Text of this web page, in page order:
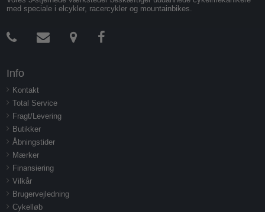
med speciale i elcykler, racercykler og mountainbikes.
Info
Kontakt
Total Service
Fragt/Levering
Butikker
Åbningstider
Mærker
Finansiering
Vilkår
Brugervejledning
Cykelløb